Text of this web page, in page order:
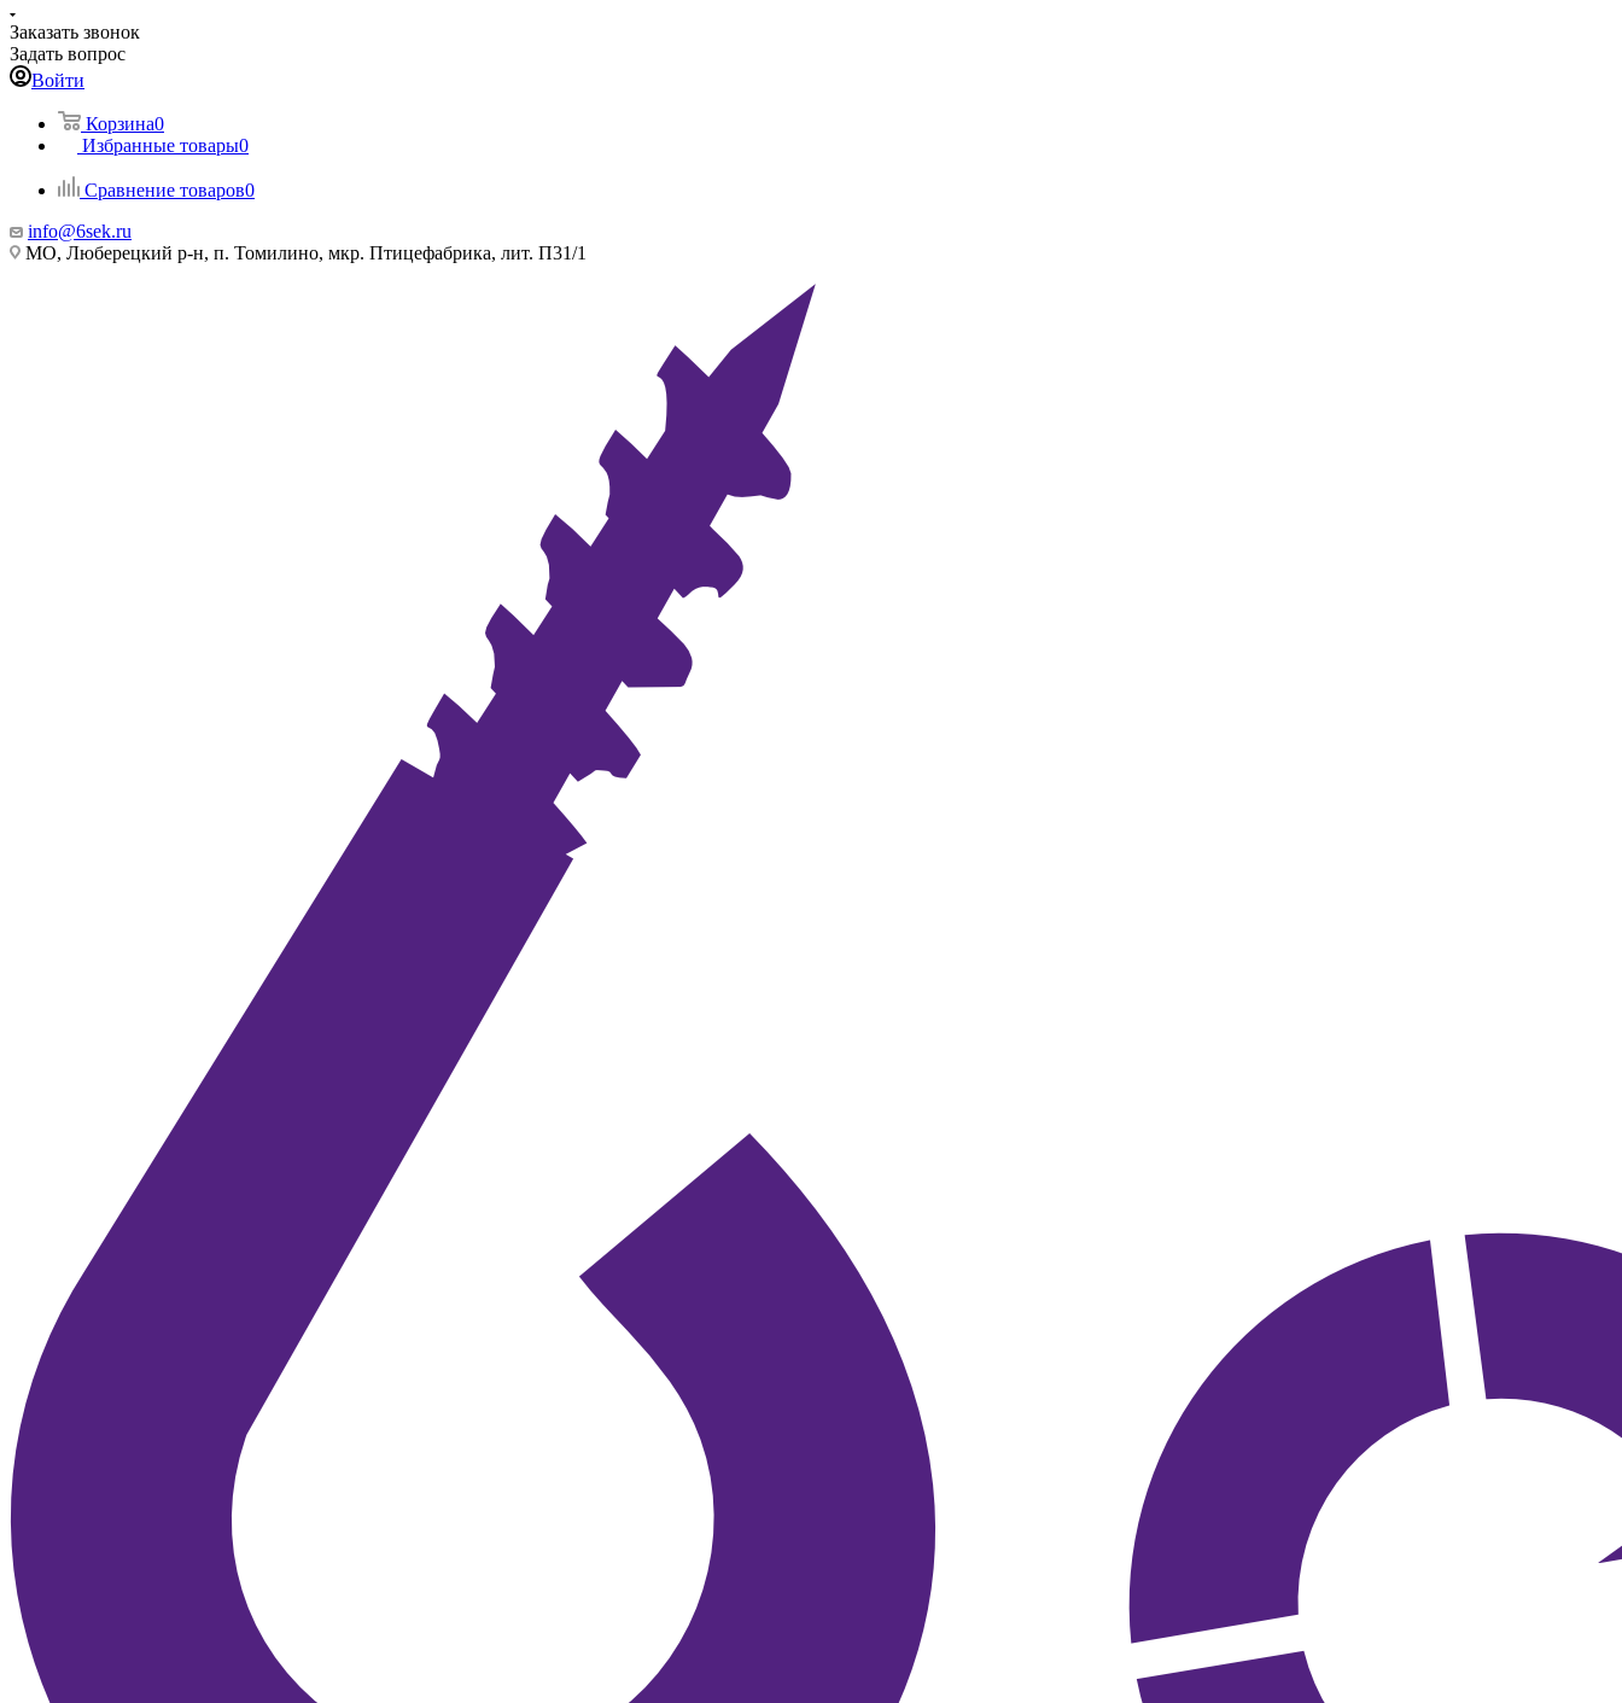
Заказать звонок
Задать вопрос
Войти
Корзина0
Избранные товары0
Сравнение товаров0
info@6sek.ru
МО, Люберецкий р-н, п. Томилино, мкр. Птицефабрика, лит. П31/1